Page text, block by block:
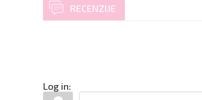
RECENZIJE
Log in: